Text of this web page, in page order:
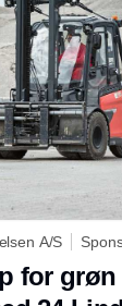
A/S
for grøn